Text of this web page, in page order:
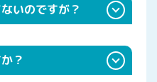
いのですが？
のが主流です。 ※ご試着
？